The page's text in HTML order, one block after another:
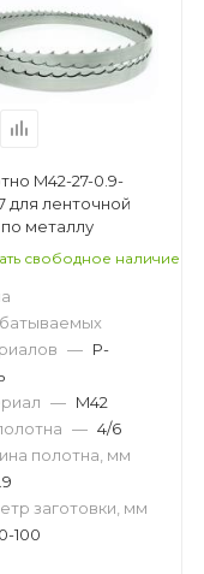
M42-27-0.9-
для ленточной
металлу
свободное наличие
— P-
— M42
— 4/6
полотна, мм
заготовки, мм
100